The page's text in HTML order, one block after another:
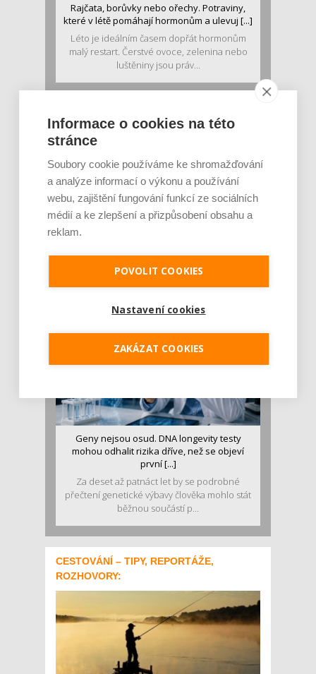
Rajčata, borůvky nebo ořechy. Potraviny,
které v létě pomáhají hormonům a ulevuj [...]
Léto je ideálním časem dopřát hormonům
malý restart. Čerstvé ovoce, zelenina nebo
luštěniny jsou práv...
Je jen pro sportovce, přiberu po něm a ve
stravě ho mám dostatek. Znáte nejčastějš [...]
Pojem protein již nějakou dobu rezonuje
v oblasti zdraví, výživy i dlouhověkosti. Přesto
Geny nejsou osud. DNA longevity testy
mohou odhalit rizika dříve, než se objeví
první [...]
Za deset až patnáct let by se podrobné
přečtení genetické výbavy člověka mohlo stát
běžnou součástí p...
CESTOVÁNÍ – TIPY, REPORTÁŽE,
ROZHOVORY:
Informace o cookies na této
stránce
Soubory cookie používáme ke shromažďování
a analýze informací o výkonu a používání
webu, zajištění fungování funkcí ze sociálních
médií a ke zlepšení a přizpůsobení obsahu a
reklam.
POVOLIT COOKIES
Nastavení cookies
ZAKÁZAT COOKIES